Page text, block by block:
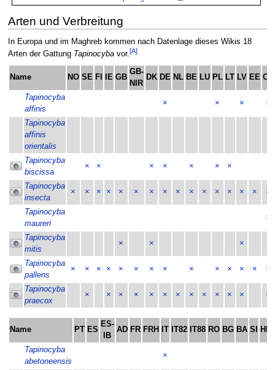
Arten und Verbreitung
In Europa und im Maghreb kommen nach Datenlage dieses Wikis 18
Arten der Gattung Tapinocybavor.[A]
Name NO SE FI IE GB
GB-
NIR
DK DE NL BE LU PL LT LV EE CH
Tapinocyba
affinis
× × × ×
Tapinocyba
affinis
orientalis
Tapinocyba
biscissa
× × × × × × ×
Tapinocyba
insecta
× × × × × × × × × × × × × × × ×
Tapinocyba
maureri
×
Tapinocyba
mitis
× × ×
Tapinocyba
pallens
× × × × × × × × × × × × × ×
Tapinocyba
praecox
× × × × × × × × × × × × ×
Name PT ES
ES-
IB
AD FR FRH IT IT82 IT88 RO BG BA SI HR
Tapinocyba
abetoneensis
×